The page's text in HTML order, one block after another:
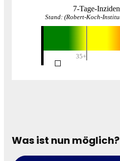
Was ist nun möglich?